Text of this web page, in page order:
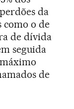
da
como o de
de dívida
seguida
de